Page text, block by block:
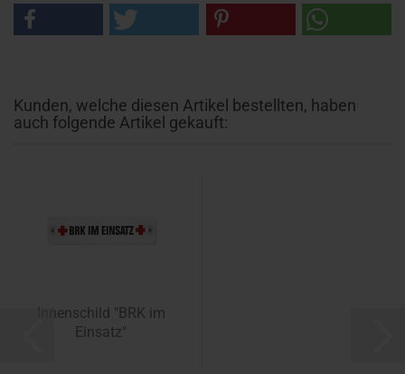
Kunden, welche diesen Artikel bestellten, haben
auch folgende Artikel gekauft:
Innenschild "BRK im
Einsatz"